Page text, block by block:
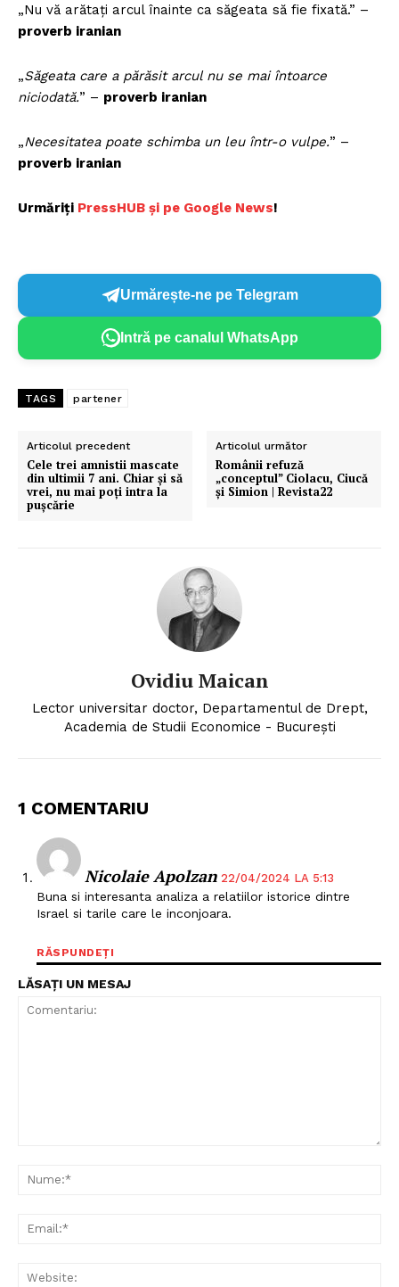
„Nu vă arătați arcul înainte ca săgeata să fie fixată.” –
proverb iranian
„Săgeata care a părăsit arcul nu se mai întoarce
niciodată.” – proverb iranian
„Necesitatea poate schimba un leu într-o vulpe.” –
proverb iranian
Urmăriți PressHUB și pe Google News!
Urmărește-ne pe Telegram
Intră pe canalul WhatsApp
TAGS partener
Articolul precedent
Cele trei amnistii mascate
din ultimii 7 ani. Chiar și să
vrei, nu mai poți intra la
pușcărie
Articolul următor
Românii refuză
„conceptul” Ciolacu, Ciucă
și Simion | Revista22
Ovidiu Maican
Lector universitar doctor, Departamentul de Drept,
Academia de Studii Economice - Bucureşti
1 COMENTARIU
Nicolaie Apolzan 22/04/2024 LA 5:13
Buna si interesanta analiza a relatiilor istorice dintre
Israel si tarile care le inconjoara.
RĂSPUNDEȚI
LĂSAȚI UN MESAJ